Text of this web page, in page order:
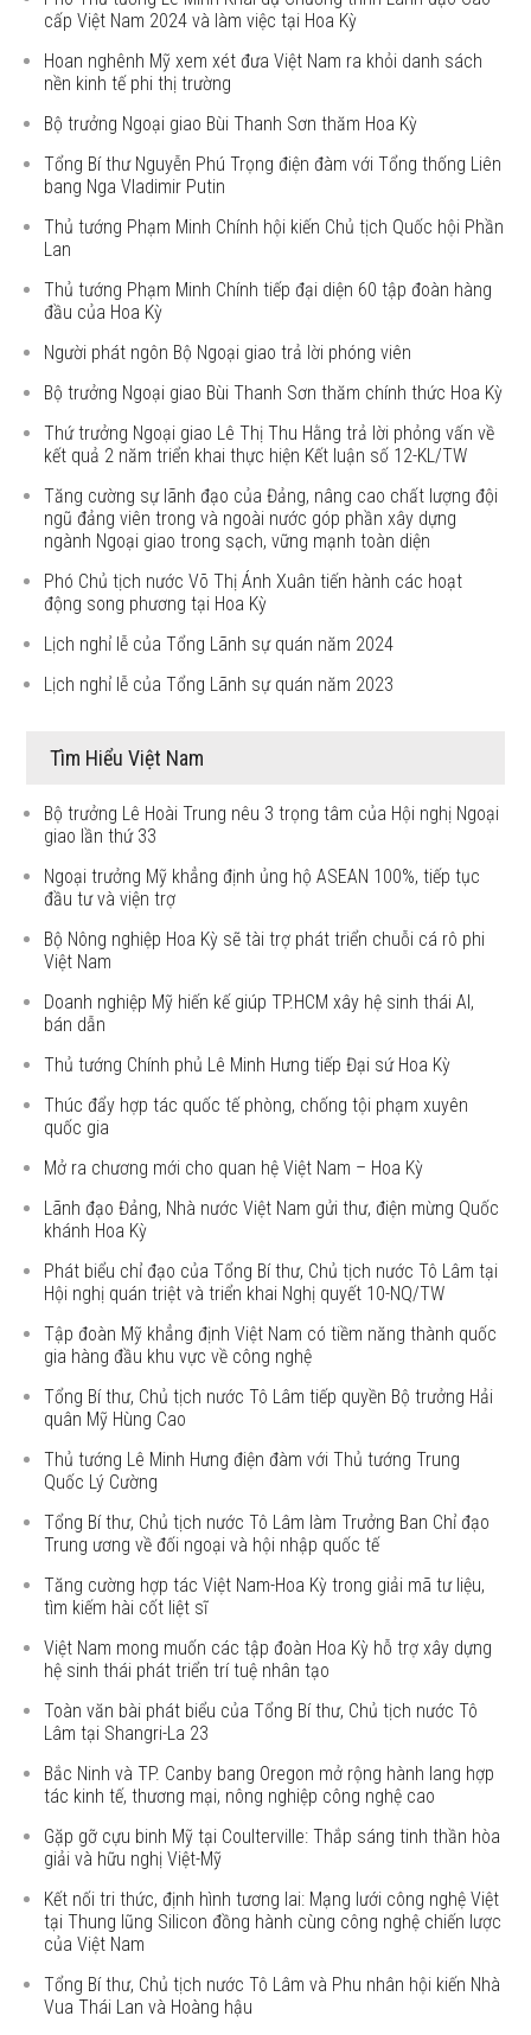
cấp Việt Nam 2024 và làm việc tại Hoa Kỳ
Hoan nghênh Mỹ xem xét đưa Việt Nam ra khỏi danh sách
nền kinh tế phi thị trường
Bộ trưởng Ngoại giao Bùi Thanh Sơn thăm Hoa Kỳ
Tổng Bí thư Nguyễn Phú Trọng điện đàm với Tổng thống Liên
bang Nga Vladimir Putin
Thủ tướng Phạm Minh Chính hội kiến Chủ tịch Quốc hội Phần
Lan
Thủ tướng Phạm Minh Chính tiếp đại diện 60 tập đoàn hàng
đầu của Hoa Kỳ
Người phát ngôn Bộ Ngoại giao trả lời phóng viên
Bộ trưởng Ngoại giao Bùi Thanh Sơn thăm chính thức Hoa Kỳ
Thứ trưởng Ngoại giao Lê Thị Thu Hằng trả lời phỏng vấn về
kết quả 2 năm triển khai thực hiện Kết luận số 12-KL/TW
Tăng cường sự lãnh đạo của Đảng, nâng cao chất lượng đội
ngũ đảng viên trong và ngoài nước góp phần xây dựng
ngành Ngoại giao trong sạch, vững mạnh toàn diện
Phó Chủ tịch nước Võ Thị Ánh Xuân tiến hành các hoạt
động song phương tại Hoa Kỳ
Lịch nghỉ lễ của Tổng Lãnh sự quán năm 2024
Lịch nghỉ lễ của Tổng Lãnh sự quán năm 2023
Tìm Hiểu Việt Nam
Bộ trưởng Lê Hoài Trung nêu 3 trọng tâm của Hội nghị Ngoại
giao lần thứ 33
Ngoại trưởng Mỹ khẳng định ủng hộ ASEAN 100%, tiếp tục
đầu tư và viện trợ
Bộ Nông nghiệp Hoa Kỳ sẽ tài trợ phát triển chuỗi cá rô phi
Việt Nam
Doanh nghiệp Mỹ hiến kế giúp TP.HCM xây hệ sinh thái AI,
bán dẫn
Thủ tướng Chính phủ Lê Minh Hưng tiếp Đại sứ Hoa Kỳ
Thúc đẩy hợp tác quốc tế phòng, chống tội phạm xuyên
quốc gia
Mở ra chương mới cho quan hệ Việt Nam – Hoa Kỳ
Lãnh đạo Đảng, Nhà nước Việt Nam gửi thư, điện mừng Quốc
khánh Hoa Kỳ
Phát biểu chỉ đạo của Tổng Bí thư, Chủ tịch nước Tô Lâm tại
Hội nghị quán triệt và triển khai Nghị quyết 10-NQ/TW
Tập đoàn Mỹ khẳng định Việt Nam có tiềm năng thành quốc
gia hàng đầu khu vực về công nghệ
Tổng Bí thư, Chủ tịch nước Tô Lâm tiếp quyền Bộ trưởng Hải
quân Mỹ Hùng Cao
Thủ tướng Lê Minh Hưng điện đàm với Thủ tướng Trung
Quốc Lý Cường
Tổng Bí thư, Chủ tịch nước Tô Lâm làm Trưởng Ban Chỉ đạo
Trung ương về đối ngoại và hội nhập quốc tế
Tăng cường hợp tác Việt Nam-Hoa Kỳ trong giải mã tư liệu,
tìm kiếm hài cốt liệt sĩ
Việt Nam mong muốn các tập đoàn Hoa Kỳ hỗ trợ xây dựng
hệ sinh thái phát triển trí tuệ nhân tạo
Toàn văn bài phát biểu của Tổng Bí thư, Chủ tịch nước Tô
Lâm tại Shangri-La 23
Bắc Ninh và TP. Canby bang Oregon mở rộng hành lang hợp
tác kinh tế, thương mại, nông nghiệp công nghệ cao
Gặp gỡ cựu binh Mỹ tại Coulterville: Thắp sáng tinh thần hòa
giải và hữu nghị Việt-Mỹ
Kết nối tri thức, định hình tương lai: Mạng lưới công nghệ Việt
tại Thung lũng Silicon đồng hành cùng công nghệ chiến lược
của Việt Nam
Tổng Bí thư, Chủ tịch nước Tô Lâm và Phu nhân hội kiến Nhà
Vua Thái Lan và Hoàng hậu